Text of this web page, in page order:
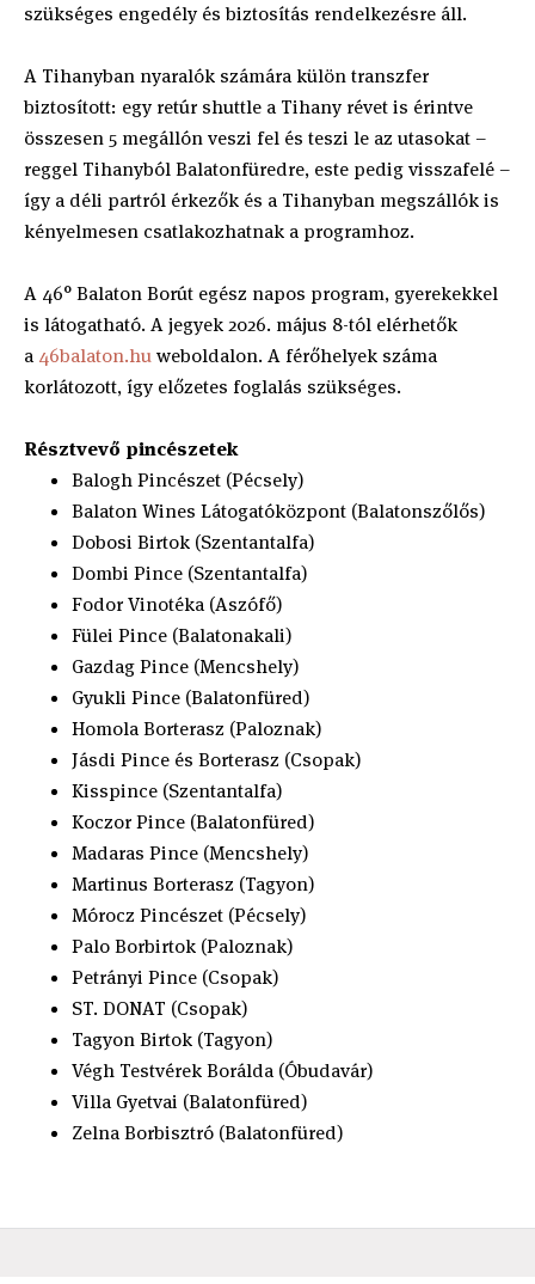
szükséges engedély és biztosítás rendelkezésre áll.
A Tihanyban nyaralók számára külön transzfer
biztosított: egy retúr shuttle a Tihany révet is érintve
összesen 5 megállón veszi fel és teszi le az utasokat –
reggel Tihanyból Balatonfüredre, este pedig visszafelé –
így a déli partról érkezők és a Tihanyban megszállók is
kényelmesen csatlakozhatnak a programhoz.
A 46° Balaton Borút egész napos program, gyerekekkel
is látogatható. A jegyek 2026. május 8-tól elérhetők
a 46balaton.huweboldalon. A férőhelyek száma
korlátozott, így előzetes foglalás szükséges.
Résztvevő pincészetek
Balogh Pincészet (Pécsely)
Balaton Wines Látogatóközpont (Balatonszőlős)
Dobosi Birtok (Szentantalfa)
Dombi Pince (Szentantalfa)
Fodor Vinotéka (Aszófő)
Fülei Pince (Balatonakali)
Gazdag Pince (Mencshely)
Gyukli Pince (Balatonfüred)
Homola Borterasz (Paloznak)
Jásdi Pince és Borterasz (Csopak)
Kisspince (Szentantalfa)
Koczor Pince (Balatonfüred)
Madaras Pince (Mencshely)
Martinus Borterasz (Tagyon)
Mórocz Pincészet (Pécsely)
Palo Borbirtok (Paloznak)
Petrányi Pince (Csopak)
ST. DONAT (Csopak)
Tagyon Birtok (Tagyon)
Végh Testvérek Borálda (Óbudavár)
Villa Gyetvai (Balatonfüred)
Zelna Borbisztró (Balatonfüred)